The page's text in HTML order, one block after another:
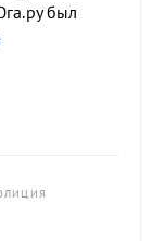
был